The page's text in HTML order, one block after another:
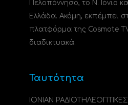
Πελοπόννησο, το N. Ιόνιο
Ελλάδα. Ακόμη, εκπέμπει
πλατφόρμα της Cosmote
διαδικτυακά.
Ταυτότητα
ΙΟΝΙΑΝ